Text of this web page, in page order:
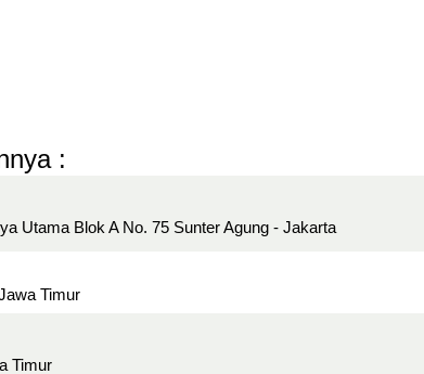
:
Utama Blok A No. 75 Sunter Agung - Jakarta
Timur
Timur